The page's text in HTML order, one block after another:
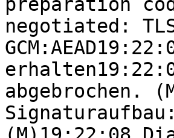
preparation
negotiated:
abgebrochen.